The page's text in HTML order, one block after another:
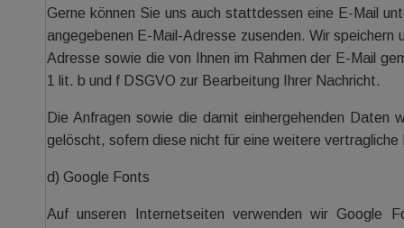
Gerne können Sie uns auch stattdessen eine E-Mail
angegebenen E-Mail-Adresse zusenden. Wir speichern
Adresse sowie die von Ihnen im Rahmen der E-Mail
1 lit. b und f DSGVO zur Bearbeitung Ihrer Nachricht.
Die Anfragen sowie die damit einhergehenden Daten
gelöscht, sofern diese nicht für eine weitere
d) Google Fonts
Auf unseren Internetseiten verwenden wir Google